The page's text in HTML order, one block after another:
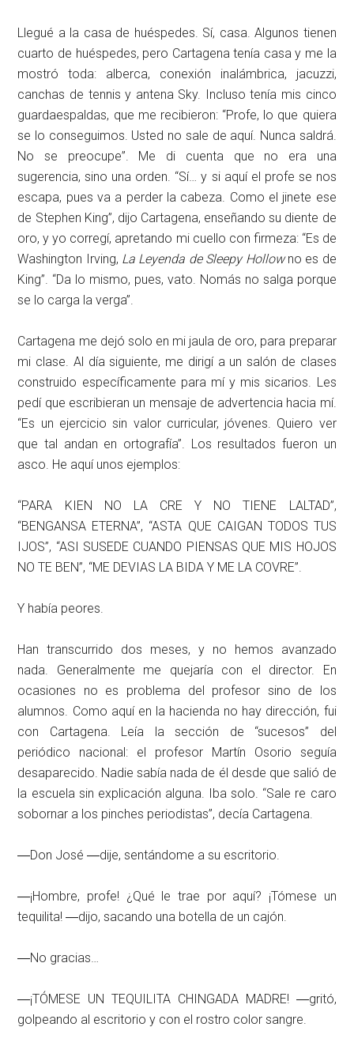
Llegué a la casa de huéspedes. Sí, casa. Algunos tienen
cuarto de huéspedes, pero Cartagena tenía casa y me la
mostró toda: alberca, conexión inalámbrica, jacuzzi,
canchas de tennis y antena Sky. Incluso tenía mis cinco
guardaespaldas, que me recibieron: “Profe, lo que quiera
se lo conseguimos. Usted no sale de aquí. Nunca saldrá.
No se preocupe”. Me di cuenta que no era una
sugerencia, sino una orden. “Sí… y si aquí el profe se nos
escapa, pues va a perder la cabeza. Como el jinete ese
de Stephen King”, dijo Cartagena, enseñando su diente de
oro, y yo corregí, apretando mi cuello con firmeza: “Es de
Washington Irving, La Leyenda de Sleepy Hollowno es de
King”. “Da lo mismo, pues, vato. Nomás no salga porque
se lo carga la verga”.
Cartagena me dejó solo en mi jaula de oro, para preparar
mi clase. Al día siguiente, me dirigí a un salón de clases
construido específicamente para mí y mis sicarios. Les
pedí que escribieran un mensaje de advertencia hacia mí.
“Es un ejercicio sin valor curricular, jóvenes. Quiero ver
que tal andan en ortografía”. Los resultados fueron un
asco. He aquí unos ejemplos:
“PARA KIEN NO LA CRE Y NO TIENE LALTAD”,
“BENGANSA ETERNA”, “ASTA QUE CAIGAN TODOS TUS
IJOS”, “ASI SUSEDE CUANDO PIENSAS QUE MIS HOJOS
NO TE BEN”, “ME DEVIAS LA BIDA Y ME LA COVRE”.
Y había peores.
Han transcurrido dos meses, y no hemos avanzado
nada. Generalmente me quejaría con el director. En
ocasiones no es problema del profesor sino de los
alumnos. Como aquí en la hacienda no hay dirección, fui
con Cartagena. Leía la sección de “sucesos” del
periódico nacional: el profesor Martín Osorio seguía
desaparecido. Nadie sabía nada de él desde que salió de
la escuela sin explicación alguna. Iba solo. “Sale re caro
sobornar a los pinches periodistas”, decía Cartagena.
―Don José ―dije, sentándome a su escritorio.
―¡Hombre, profe! ¿Qué le trae por aquí? ¡Tómese un
tequilita! ―dijo, sacando una botella de un cajón.
―No gracias…
―¡TÓMESE UN TEQUILITA CHINGADA MADRE! ―gritó,
golpeando al escritorio y con el rostro color sangre.